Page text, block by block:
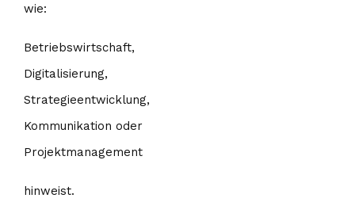
wie:
Betriebswirtschaft,
Digitalisierung,
Strategieentwicklung,
Kommunikation oder
Projektmanagement
hinweist.